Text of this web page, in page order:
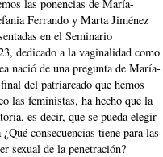
las ponencias de María-
Ferrando y Marta Jiménez
en el Seminario
dedicado a la vaginalidad como
nació de una pregunta de María-
del patriarcado que hemos
las feministas, ha hecho que la
es decir, que se pueda elegir
consecuencias tiene para las
sexual de la penetración?